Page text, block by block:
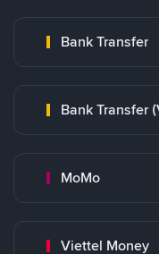
Bank Transfer
Bank Transfer
MoMo
Viettel Money